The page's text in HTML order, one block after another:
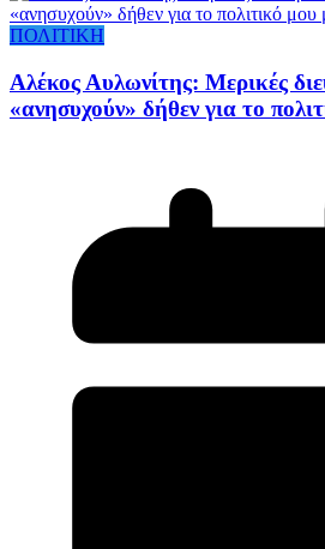
ΠΟΛΙΤΙΚΗ
Αλέκος Αυλωνίτης: Μερικές
«ανησυχούν» δήθεν για το